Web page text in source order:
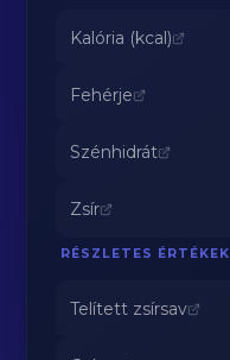
Kalória (kcal)
Fehérje
Szénhidrát
Zsír
RÉSZLETES ÉRTÉKEK
Telített zsírsav